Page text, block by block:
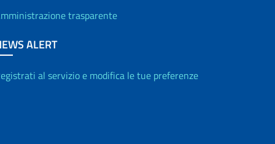
trasparente
ALERT
al servizio e modifica le tue preferenze